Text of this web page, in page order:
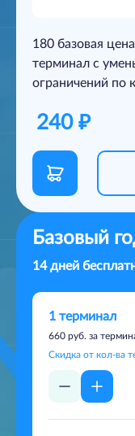
180 базовая
терминал с
ограничений по
240₽
Базовый
14 дней
1 терминал
660 руб. за
Скидка от кол-ва